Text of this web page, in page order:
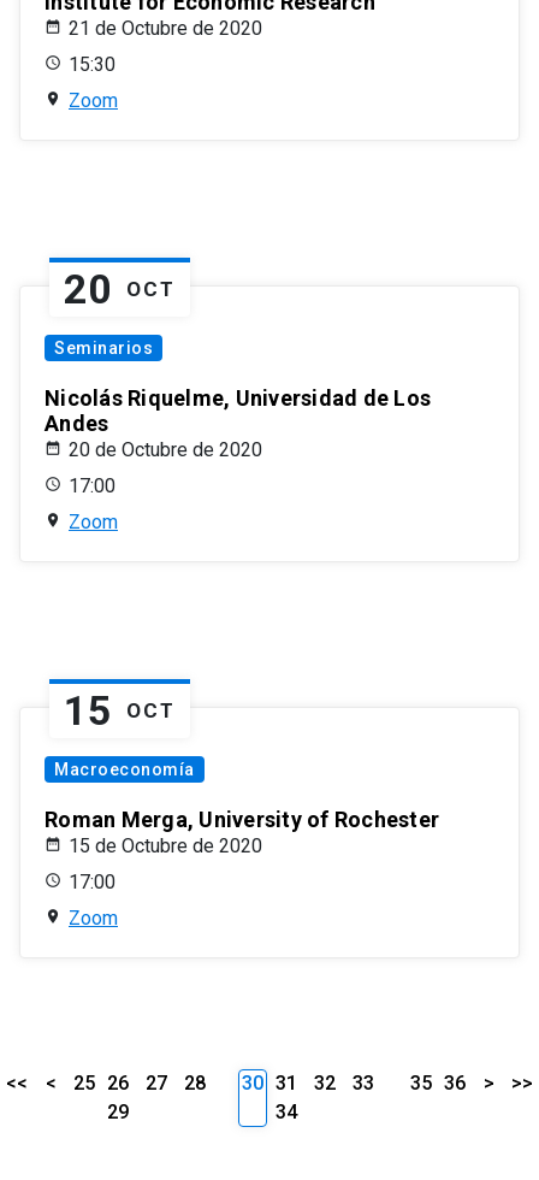
21 de Octubre de 2020
15:30
Zoom
20 OCT
Seminarios
Nicolás Riquelme, Universidad de Los
Andes
20 de Octubre de 2020
17:00
Zoom
15 OCT
Macroeconomía
Roman Merga, University of Rochester
15 de Octubre de 2020
17:00
Zoom
<< < 25 26 27
28
29
30 31 32
33
34
35 36 > >>